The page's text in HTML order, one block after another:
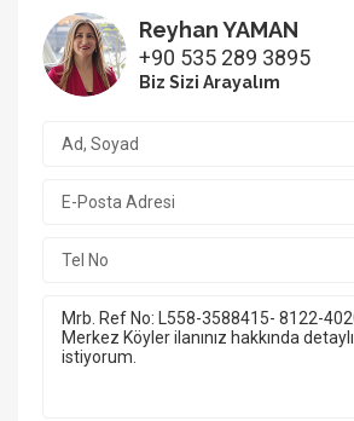
Reyhan YAMAN
+90 535 289 3895
Biz Sizi Arayalım